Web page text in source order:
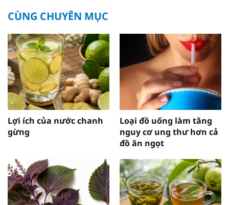
CÙNG CHUYÊN MỤC
Lợi ích của nước chanh
gừng
Loại đồ uống làm tăng
nguy cơ ung thư hơn cả
đồ ăn ngọt